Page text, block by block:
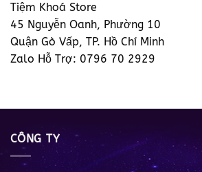
Tiệm Khoá Store
45 Nguyễn Oanh, Phường 10
Quận Gò Vấp, TP. Hồ Chí Minh
Zalo Hỗ Trợ: 0796 70 2929
CÔNG TY